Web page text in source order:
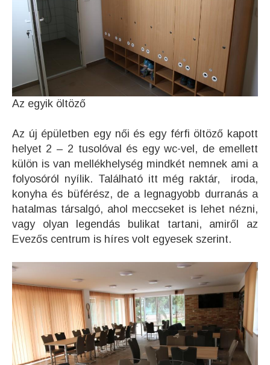
Az egyik öltöző
Az új épületben egy női és egy férfi öltöző kapott
helyet 2 – 2 tusolóval és egy wc-vel, de emellett
külön is van mellékhelység mindkét nemnek ami a
folyosóról nyílik. Található itt még raktár, iroda,
konyha és büférész, de a legnagyobb durranás a
hatalmas társalgó, ahol meccseket is lehet nézni,
vagy olyan legendás bulikat tartani, amiről az
Evezős centrum is híres volt egyesek szerint.